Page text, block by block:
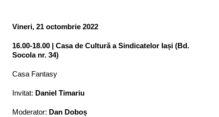
Vineri, 21 octombrie 2022
16.00-18.00 | Casa de Cultură a Sindicatelor Iași (Bd.
Socola nr. 34)
Casa Fantasy
Invitat: Daniel Timariu
Moderator: Dan Doboș